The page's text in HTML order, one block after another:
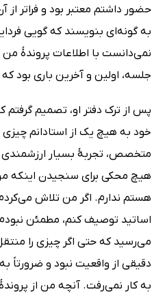
حضور داشتم معتبر بود و فراتر از
به گونه‌ای بنویسند که گویی
نمی‌دانست با اطلاعات پروندۀ
جلسه، اولین و آخرین باری بود
پس از ترک دفتر او، تصمیم گرفتم
خود به هیچ یک از استادانم
متخصص، تجربۀ بسیار ارزشمندی
هیچ محکی برای سنجیدن اینکه
هستم ندارم. اگر من تلاش می‌کردم
اساتید توصیف کنم، مطمئن
می‌رسید که حتی اگر چیزی را
دقیقی از واقعیت نبود و
به کار نمی‌رفت. آنچه من از